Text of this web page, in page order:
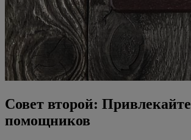
Совет второй: Привлекайте
помощников